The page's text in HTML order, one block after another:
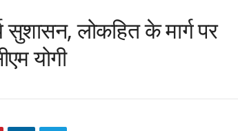
सुशासन, लोकहित के मार्ग पर
योगी